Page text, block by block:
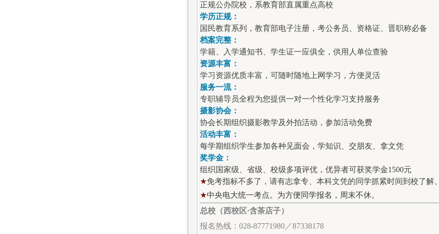
正规公办院校，系教育部直属重点高校
学历正规：
国民教育系列，教育部电子注册，考公务员、资格证、晋职称必备
档案完整：
学籍、入学通知书、学生证一应俱全，供用人单位查验
资源丰富：
学习资源优质丰富，可随时随地上网学习，方便灵活
服务一流：
专职辅导员全程为您提供一对一个性化学习支持服务
摄影协会：
协会长期组织摄影教学及外拍活动，参加活动免费
活动丰富：
每学期组织学生参加各种见面会，学知识、交朋友、拿文凭
奖学金：
组织国家级、省级、校级多项评优，优异者可获奖学金1500元
★免考指标不多了，请有志拿专、本科文凭的同学抓紧时间到校了解
★中央电大统一考点。为方便同学报名，周末不休。
总校 （西校区·含茶店子）
报名热线：028-87771980／87338178